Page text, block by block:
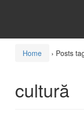
Home › Posts
cultură